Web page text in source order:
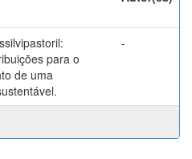
para o
de uma
-